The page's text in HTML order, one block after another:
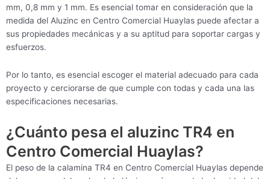
mm, 0,8 mm y 1 mm. Es esencial tomar en consideración que la
medida del Aluzinc en Centro Comercial Huaylas puede afectar a
sus propiedades mecánicas y a su aptitud para soportar cargas y
esfuerzos.
Por lo tanto, es esencial escoger el material adecuado para cada
proyecto y cerciorarse de que cumple con todas y cada una las
especificaciones necesarias.
¿Cuánto pesa el aluzinc TR4 en
Centro Comercial Huaylas?
El peso de la calamina TR4 en Centro Comercial Huaylas depende